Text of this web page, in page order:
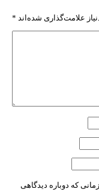
علامت‌گذاری شده‌اند *
که دوباره دیدگاهی